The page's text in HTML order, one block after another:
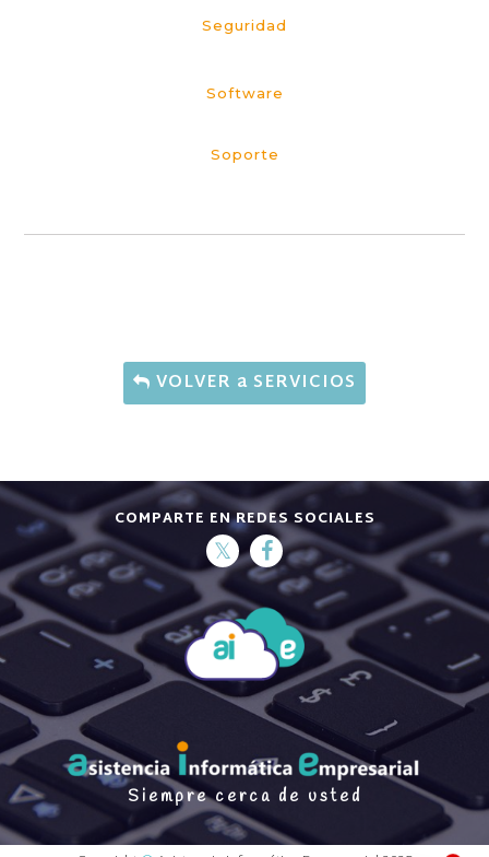
Seguridad
Software
Soporte
VOLVER a SERVICIOS
COMPARTE EN REDES SOCIALES
Siempre cerca de usted